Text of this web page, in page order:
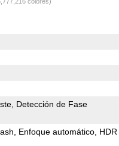
Detección de Fase
Enfoque automático